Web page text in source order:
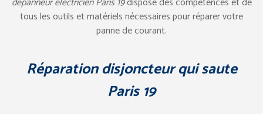
tous les outils et matériels nécessaires pour réparer votre
panne de courant.
Réparation disjoncteur qui saute
Paris 19